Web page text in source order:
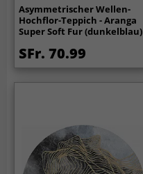
Asymmetrischer Wellen-
Hochflor-Teppich - Aranga
Super Soft Fur (dunkelblau)
SFr. 70.99